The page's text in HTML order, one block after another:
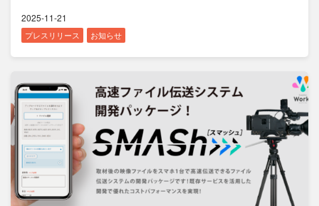
2025-11-21
プレスリリース お知らせ